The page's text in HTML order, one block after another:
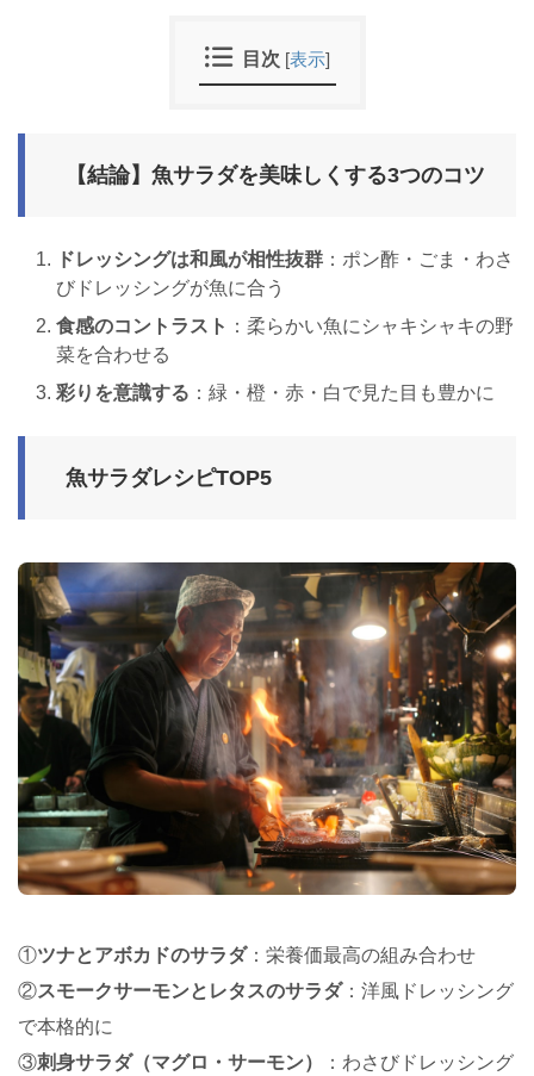
目次 [表示]
【結論】魚サラダを美味しくする3つのコツ
ドレッシングは和風が相性抜群 ：ポン酢・ごま・わさ
びドレッシングが魚に合う
食感のコントラスト ：柔らかい魚にシャキシャキの野
菜を合わせる
彩りを意識する ：緑・橙・赤・白で見た目も豊かに
魚サラダレシピTOP5
①ツナとアボカドのサラダ：栄養価最高の組み合わせ
②スモークサーモンとレタスのサラダ：洋風ドレッシング
で本格的に
③刺身サラダ（マグロ・サーモン）
：わさびドレッシング